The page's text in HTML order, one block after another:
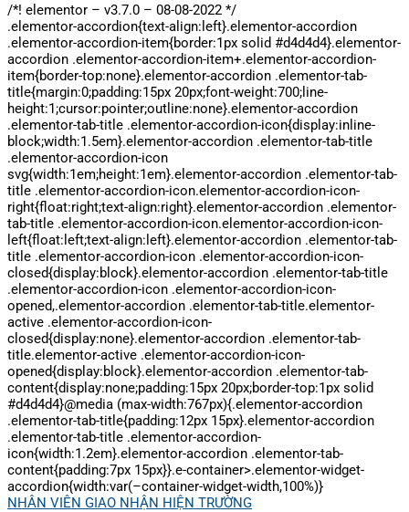
/*! elementor – v3.7.0 – 08-08-2022 */
.elementor-accordion{text-align:left}.elementor-accordion
.elementor-accordion-item{border:1px solid #d4d4d4}.elementor-
accordion .elementor-accordion-item+.elementor-accordion-
item{border-top:none}.elementor-accordion .elementor-tab-
title{margin:0;padding:15px 20px;font-weight:700;line-
height:1;cursor:pointer;outline:none}.elementor-accordion
.elementor-tab-title .elementor-accordion-icon{display:inline-
block;width:1.5em}.elementor-accordion .elementor-tab-title
.elementor-accordion-icon
svg{width:1em;height:1em}.elementor-accordion .elementor-tab-
title .elementor-accordion-icon.elementor-accordion-icon-
right{float:right;text-align:right}.elementor-accordion .elementor-
tab-title .elementor-accordion-icon.elementor-accordion-icon-
left{float:left;text-align:left}.elementor-accordion .elementor-tab-
title .elementor-accordion-icon .elementor-accordion-icon-
closed{display:block}.elementor-accordion .elementor-tab-title
.elementor-accordion-icon .elementor-accordion-icon-
opened,.elementor-accordion .elementor-tab-title.elementor-
active .elementor-accordion-icon-
closed{display:none}.elementor-accordion .elementor-tab-
title.elementor-active .elementor-accordion-icon-
opened{display:block}.elementor-accordion .elementor-tab-
content{display:none;padding:15px 20px;border-top:1px solid
#d4d4d4}@media (max-width:767px){.elementor-accordion
.elementor-tab-title{padding:12px 15px}.elementor-accordion
.elementor-tab-title .elementor-accordion-
icon{width:1.2em}.elementor-accordion .elementor-tab-
content{padding:7px 15px}}.e-container>.elementor-widget-
accordion{width:var(–container-widget-width,100%)}
NHÂN VIÊN GIAO NHẬN HIỆN TRƯỜNG